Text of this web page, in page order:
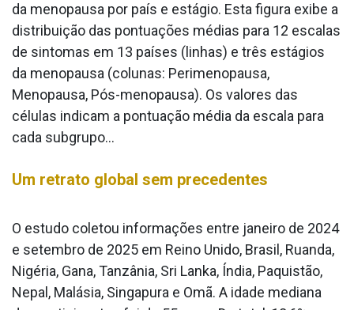
da menopausa por país e estágio. Esta figura exibe a
distribuição das pontuações médias para 12 escalas
de sintomas em 13 países (linhas) e três estágios
da menopausa (colunas: Perimenopausa,
Menopausa, Pós-menopausa). Os valores das
células indicam a pontuação média da escala para
cada subgrupo...
Um retrato global sem precedentes
O estudo coletou informações entre janeiro de 2024
e setembro de 2025 em Reino Unido, Brasil, Ruanda,
Nigéria, Gana, Tanzânia, Sri Lanka, Índia, Paquistão,
Nepal, Malásia, Singapura e Omã. A idade mediana